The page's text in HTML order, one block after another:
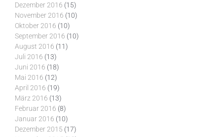
Dezember 2016 (15)
November 2016 (10)
Oktober 2016 (10)
September 2016 (10)
August 2016 (11)
Juli 2016 (13)
Juni 2016 (18)
Mai 2016 (12)
April 2016 (19)
März 2016 (13)
Februar 2016 (8)
Januar 2016 (10)
Dezember 2015 (17)